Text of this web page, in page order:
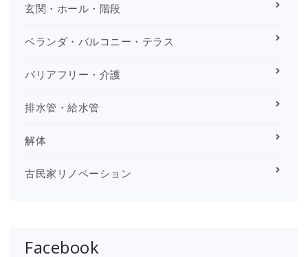
玄関・ホール・階段
ベランダ・バルコニー・テラス
バリアフリー・介護
排水管・給水管
解体
古民家リノベーション
Facebook